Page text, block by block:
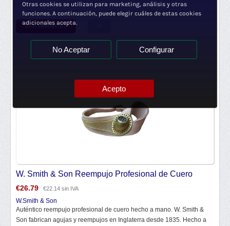
VER VARIANTES
W. Smith & Son Reempujo Profesional de Cuero
€26.79 €22.14 sin IVA
W.Smith & Son
Auténtico reempujo profesional de cuero hecho a mano. W. Smith &
Son fabrican agujas y reempujos en Inglaterra desde 1835. Hecho a
Otras cookies se utilizan para marketing, análisis y otras
funciones. A continuación, puede elegir cuáles de estas cookies
adicionales acepta.
No Aceptar Configurar
Acepto